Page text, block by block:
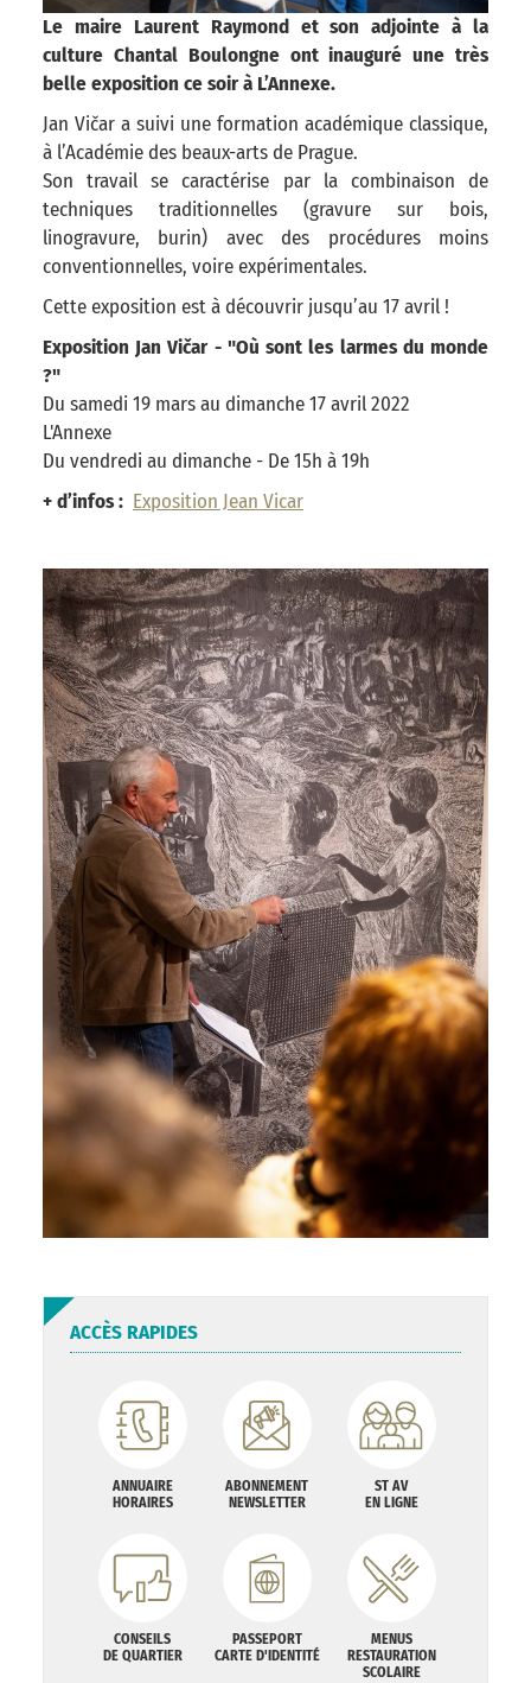
Le maire Laurent Raymond et son adjointe à la
culture Chantal Boulongne ont inauguré une très
belle exposition ce soir à L’Annexe.
Jan Vičar a suivi une formation académique classique,
à l’Académie des beaux-arts de Prague.
Son travail se caractérise par la combinaison de
techniques traditionnelles (gravure sur bois,
linogravure, burin) avec des procédures moins
conventionnelles, voire expérimentales.
Cette exposition est à découvrir jusqu’au 17 avril !
Exposition Jan Vičar - "Où sont les larmes du monde
?"
Du samedi 19 mars au dimanche 17 avril 2022
L'Annexe
Du vendredi au dimanche - De 15h à 19h
+ d’infos : Exposition Jean Vicar
ACCÈS RAPIDES
ANNUAIRE
HORAIRES
ABONNEMENT
NEWSLETTER
ST AV
EN LIGNE
CONSEILS
DE QUARTIER
PASSEPORT
CARTE D'IDENTITÉ
MENUS
RESTAURATION
SCOLAIRE